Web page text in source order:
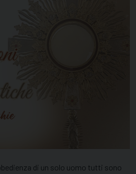
di un solo uomo tutti sono